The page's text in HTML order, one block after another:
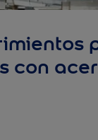
con